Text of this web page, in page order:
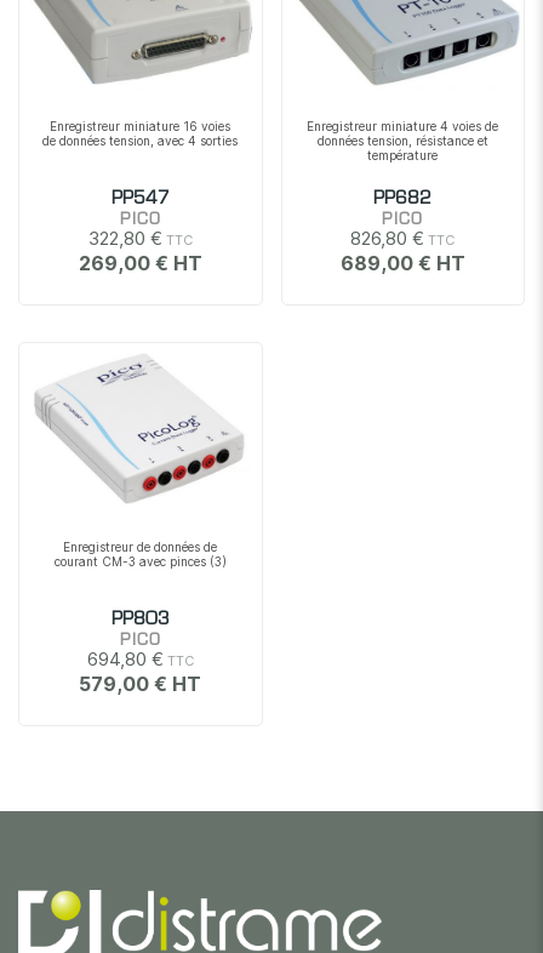
Enregistreur miniature 16 voies
de données tension, avec 4 sorties
PP547
PICO
322,80 €
269,00 €
Enregistreur miniature 4 voies de
données tension, résistance et
température
PP682
PICO
826,80 €
689,00 €
Enregistreur de données de
courant CM-3 avec pinces (3)
PP803
PICO
694,80 €
579,00 €